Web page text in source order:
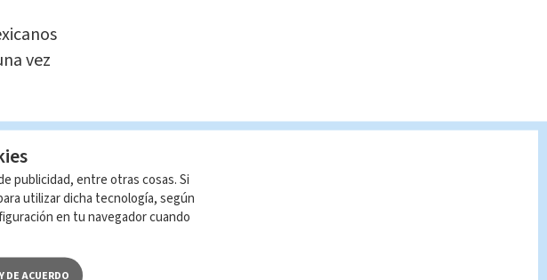
vez
publicidad, entre otras cosas. Si
utilizar dicha tecnología, según
en tu navegador cuando
DE ACUERDO